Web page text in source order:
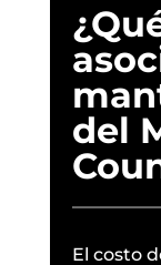
del
El costo